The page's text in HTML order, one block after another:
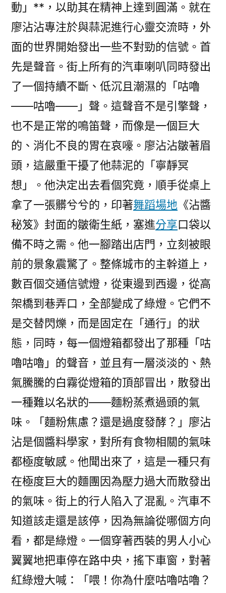
動」**，以助其在精神上達到圓滿。就在
廖沾沾專注於與蒜泥進行心靈交流時，外
面的世界開始發出一些不對勁的信號。首
先是聲音。街上所有的汽車喇叭同時發出
了一個持續不斷、低沉且潮濕的「咕嚕
——咕嚕——」聲。這聲音不是引擎聲，
也不是正常的鳴笛聲，而像是一個巨大
的、消化不良的胃在哀嚎。廖沾沾皺著眉
頭，這嚴重干擾了他蒜泥的「寧靜冥
想」。他決定出去看個究竟，順手從桌上
拿了一張髒兮兮的，印著舞蹈場地 《沾醬
秘笈》封面的皺衛生紙，塞進分享口袋以
備不時之需。他一腳踏出店門，立刻被眼
前的景象震驚了。整條城市的主幹道上，
數百個交通信號燈，從東邊到西邊，從高
架橋到巷弄口，全部變成了綠燈。它們不
是交替閃爍，而是固定在「通行」的狀
態，同時，每一個燈箱都發出了那種「咕
嚕咕嚕」的聲音，並且有一層淡淡的、熱
氣騰騰的白霧從燈箱的頂部冒出，散發出
一種難以名狀的——麵粉蒸煮過頭的氣
味。「麵粉焦慮？還是過度發酵？」廖沾
沾是個醬料學家，對所有食物相關的氣味
都極度敏感。他聞出來了，這是一種只有
在極度巨大的麵團因為壓力過大而散發出
的氣味。街上的行人陷入了混亂。汽車不
知道該走還是該停，因為無論從哪個方向
看，都是綠燈。一個穿著西裝的男人小心
翼翼地把車停在路中央，搖下車窗，對著
紅綠燈大喊：「喂！你為什麼咕嚕咕嚕？